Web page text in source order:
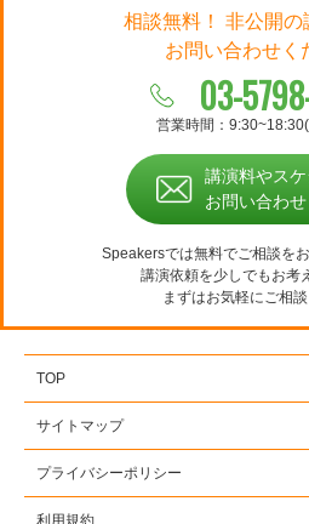
相談無料！ 非公開の
お問い合わせく
03-
営業時間：
講演料やス
お問い合わせ
Speakersでは無料でご相談を
講演依頼を少しでもお考
まずはお気軽にご相談
TOP
サイトマップ
プライバシーポリシー